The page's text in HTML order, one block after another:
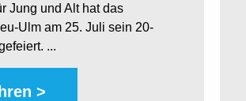
Jung und Alt hat das
Ulm am 25. Juli sein 20-
...
>